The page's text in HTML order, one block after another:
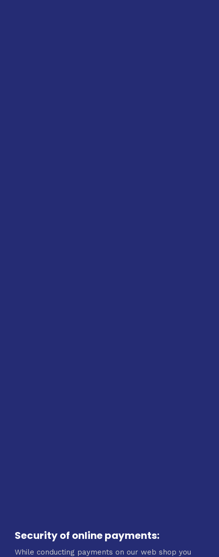
Security of online payments:
While conducting payments on our web shop you